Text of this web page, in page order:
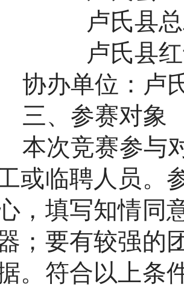
卢氏县总
卢氏县
协办单位：卢
三、参赛对象
本次竞赛参与
或临聘人员。
，填写知情同
；要有较强的
。符合以上条